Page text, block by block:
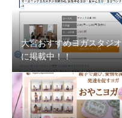
大宮おすすめヨガスタジオ
に掲載中！！